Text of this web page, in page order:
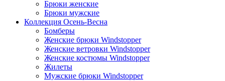
Брюки женские
Брюки мужские
Коллекция Осень-Весна
Бомберы
Женские брюки Windstopper
Женские ветровки Windstopper
Женские костюмы Windstopper
Жилеты
Мужские брюки Windstopper